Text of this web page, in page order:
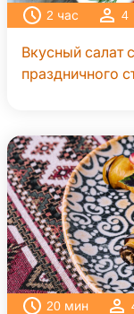
2 час 4
Вкусный салат
праздничного
20 мин